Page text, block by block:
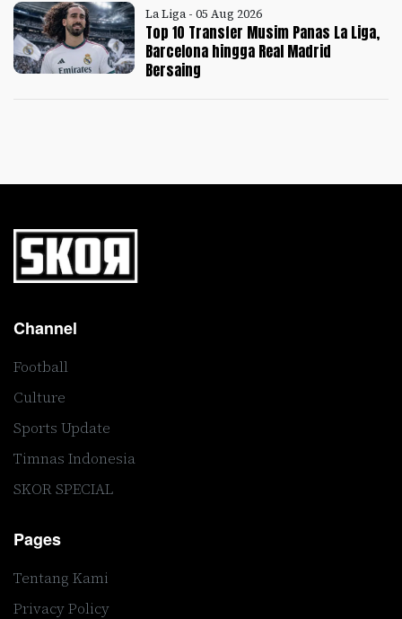
La Liga - 05 Aug 2026
Top 10 Transfer Musim Panas La Liga,
Barcelona hingga Real Madrid
Bersaing
Channel
Football
Culture
Sports Update
Timnas Indonesia
SKOR SPECIAL
Pages
Tentang Kami
Privacy Policy